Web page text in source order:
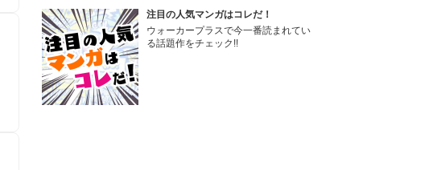
注目の人気マンガはコレだ！
ウォーカープラスで今一番読まれてい
る話題作をチェック!!